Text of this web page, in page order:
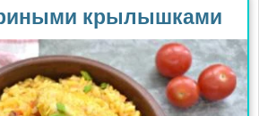
крылышками